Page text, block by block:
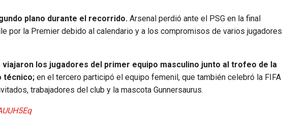
plano durante el recorrido. Arsenal perdió ante el PSG en la final
por la Premier debido al calendario y a los compromisos de varios jugadores
viajaron los jugadores del primer equipo masculino junto al trofeo de la
técnico; en el tercero participó el equipo femenil, que también celebró la FIFA
trabajadores del club y la mascota Gunnersaurus.